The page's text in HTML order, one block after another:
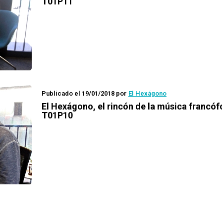
Publicado el 19/01/2018 por El Hexágono
El Hexágono, el rincón de la música
T01P10